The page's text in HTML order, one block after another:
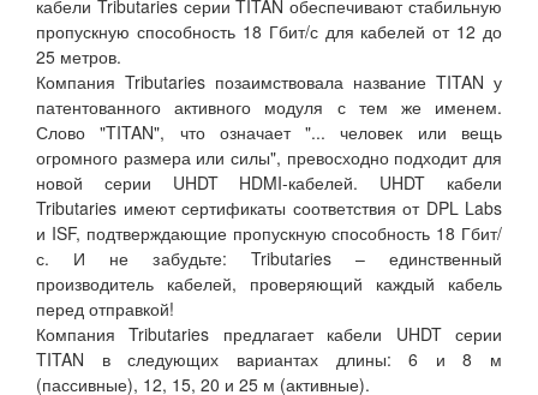
кабели Tributaries серии TITAN обеспечивают стабильную
пропускную способность 18 Гбит/с для кабелей от 12 до
25 метров.
Компания Tributaries позаимствовала название TITAN у
патентованного активного модуля с тем же именем.
Слово "TITAN", что означает "... человек или вещь
огромного размера или силы", превосходно подходит для
новой серии UHDT HDMI-кабелей. UHDT кабели
Tributaries имеют сертификаты соответствия от DPL Labs
и ISF, подтверждающие пропускную способность 18 Гбит/
с. И не забудьте: Tributaries – единственный
производитель кабелей, проверяющий каждый кабель
перед отправкой!
Компания Tributaries предлагает кабели UHDT серии
TITAN в следующих вариантах длины: 6 и 8 м
(пассивные), 12, 15, 20 и 25 м (активные).